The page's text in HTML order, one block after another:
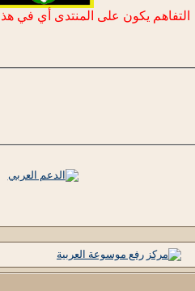
التفاهم يكون على المنتدى أي في